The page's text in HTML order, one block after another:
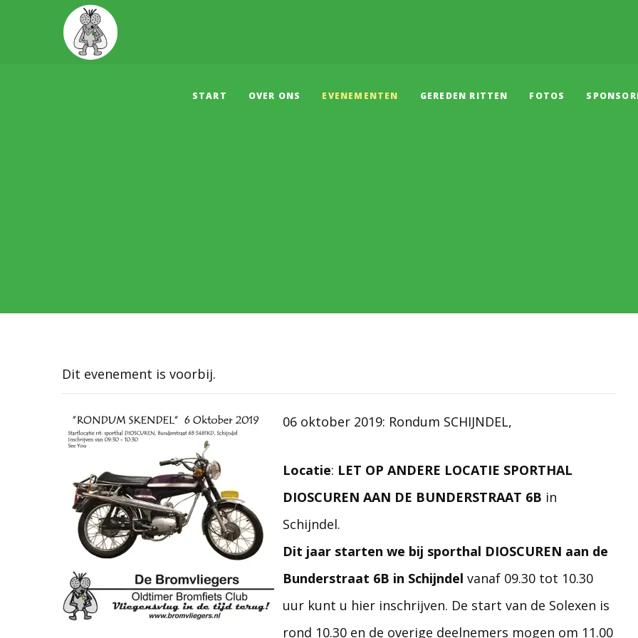
START OVER ONS EVENEMENTEN GEREDEN RITTEN FOTOS
Dit evenement is voorbij.
06 oktober 2019: Rondum SCHIJNDEL,
Locatie: LET OP ANDERE LOCATIE SPORTHAL
DIOSCUREN AAN DE BUNDERSTRAAT 6B in
Schijndel.
Dit jaar starten we bij sporthal DIOSCUREN aan de
Bunderstraat 6B in Schijndel vanaf 09.30 tot 10.30
uur kunt u hier inschrijven. De start van de Solexen is
rond 10.30 en de overige deelnemers mogen om 11.00